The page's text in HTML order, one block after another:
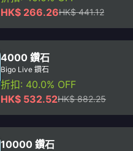
HK$ 266.26HK$ 441.12
4000 鑽石
Bigo Live 鑽石
折扣: 40.0% OFF
HK$ 532.52HK$ 882.25
10000 鑽石